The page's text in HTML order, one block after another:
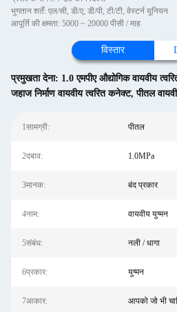
भुगतान शर्तें: एल/सी, डी/ए, डी/पी, टी/टी, वेस्टर्न यूनियन
आपूर्ति की क्षमता: 5000 ~ 20000 पीसी / माह
विस्तार
प्रमुखता देना: 1.0 एमपीए औद्योगिक वायवीय
जहाज निर्माण वायवीय त्वरित कनेक्ट,पीतल
1सामग्री: पीतल
2दबाव: 1.0MPa
3मानक: बंद प्रकार
4नाम: वायवीय युग्मन
5संबंध: नली / धागा
6प्रकार: युग्मन
7आकार: आपको जो भी